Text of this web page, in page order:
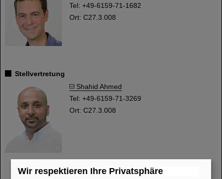
©
Tel: +49-6159-71-1682
Ort: C27.3.008
Stellvertretung
Shahid Ahmed
Tel: +49-6159-71-3269
Ort: C27.3.008
Wir respektieren Ihre Privatsphäre